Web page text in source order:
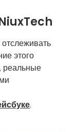
этого
реальные
.